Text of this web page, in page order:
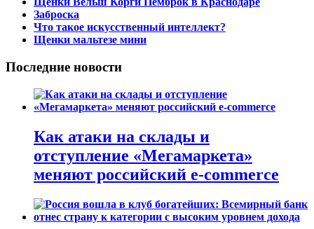
Заброска
Что такое искусственный интеллект?
Щенки мальтезе мини
Последние новости
Как атаки на склады и
отступление «Мегамаркета»
меняют российский e-commerce